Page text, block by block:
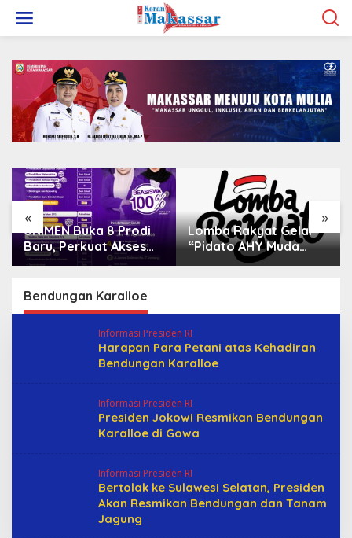
w
« »
UNIMEN Buka 8 Prodi
Baru, Perkuat Akses
Pendidikan Tinggi dan
Lomba Rakyat Gelar
“Pidato AHY Muda
2026”, Dorong Pelajar
Bendungan Karalloe
Informasi Presiden RI
Harapan Para Petani atas Kehadiran
Bendungan Karalloe
Informasi Presiden RI
Presiden Jokowi Resmikan Bendungan
Karalloe di Gowa
Informasi Presiden RI
Bertolak ke Sulawesi Selatan, Presiden
Akan Resmikan Bendungan dan Tanam
Jagung